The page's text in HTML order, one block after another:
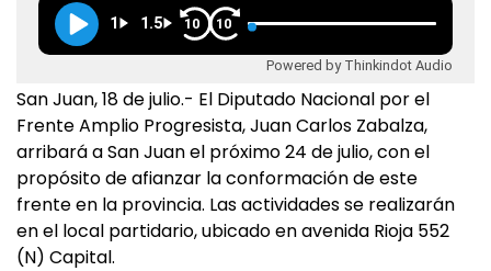
1 1.5 10 10
Powered by Thinkindot Audio
San Juan, 18 de julio.- El Diputado Nacional por el
Frente Amplio Progresista, Juan Carlos Zabalza,
arribará a San Juan el próximo 24 de julio, con el
propósito de afianzar la conformación de este
frente en la provincia. Las actividades se realizarán
en el local partidario, ubicado en avenida Rioja 552
(N) Capital.